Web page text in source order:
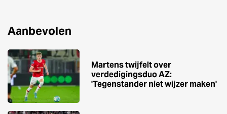
Aanbevolen
Martens twijfelt over
verdedigingsduo AZ:
'Tegenstander niet wijzer maken'